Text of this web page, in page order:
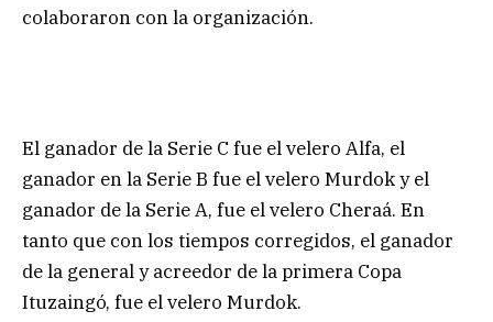
colaboraron con la organización.
El ganador de la Serie C fue el velero Alfa, el
ganador en la Serie B fue el velero Murdok y el
ganador de la Serie A, fue el velero Cheraá. En
tanto que con los tiempos corregidos, el ganador
de la general y acreedor de la primera Copa
Ituzaingó, fue el velero Murdok.